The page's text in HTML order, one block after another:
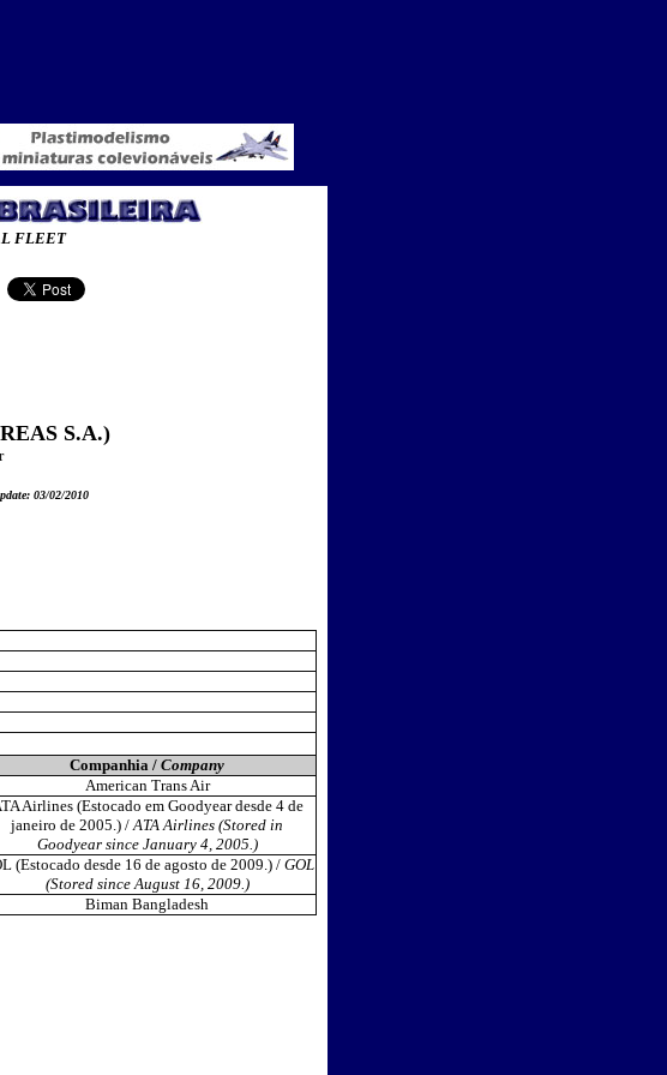
FLEET
S.A.)
03/02/2010
Companhia / Company
American Trans Air
Airlines (Estocado em Goodyear desde 4 de
janeiro de 2005.) /ATA Airlines (Stored in
Goodyear since January 4, 2005.)
(Estocado desde 16 de agosto de 2009.) / GOL
(Stored since August 16, 2009.)
Biman Bangladesh